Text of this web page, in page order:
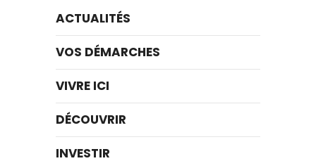
ACTUALITÉS
VOS DÉMARCHES
VIVRE ICI
DÉCOUVRIR
INVESTIR